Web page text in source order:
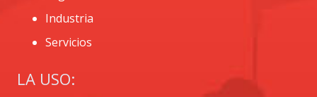
Industria
Servicios
LA USO: